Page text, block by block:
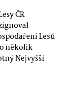
ČR
Lesů
několik
Nejvyšší